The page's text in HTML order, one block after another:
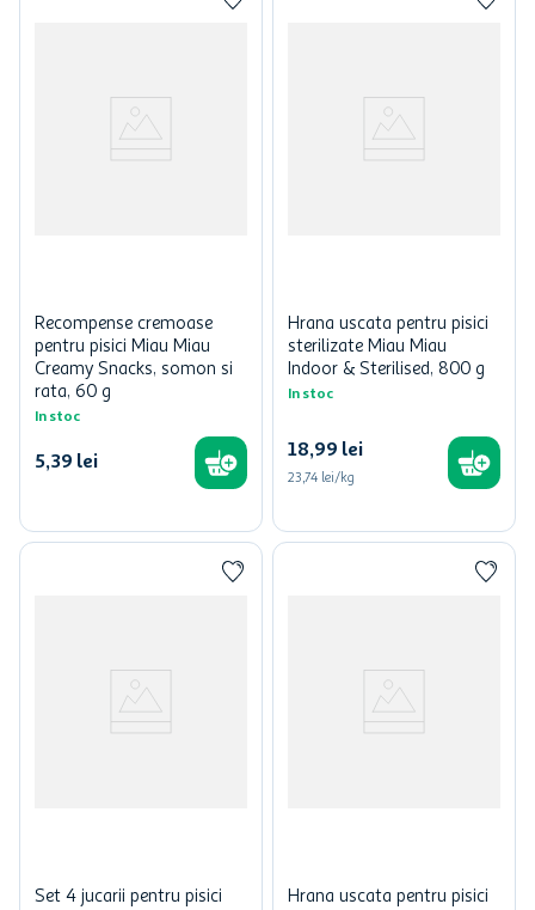
Recompense cremoase
pentru pisici Miau Miau
Creamy Snacks, somon si
rata, 60 g
In stoc
5,39 lei
Hrana uscata pentru pisici
sterilizate Miau Miau
Indoor & Sterilised, 800 g
In stoc
18,99 lei
23,74 lei/kg
Set 4 jucarii pentru pisici
Hrana uscata pentru pisici